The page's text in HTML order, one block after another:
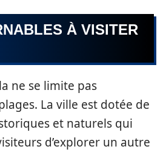
À VISITER
ne se limite pas
La ville est dotée de
et naturels qui
d’explorer un autre